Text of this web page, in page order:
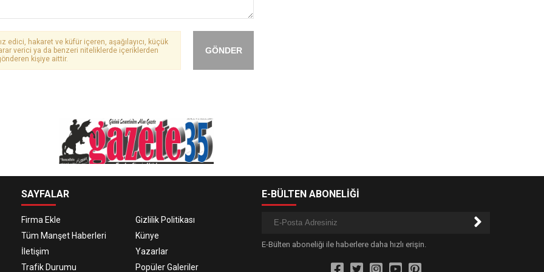
GÖNDER
edici, hakaret ve küfür içeren, aşağılayıcı, küçük
verici ya da benzeri niteliklerde içeriklerden
kişiye aittir.
SAYFALAR
Firma Ekle
Gizlilik Politikası
Tüm Manşet Haberleri
Künye
İletişim
Yazarlar
Trafik Durumu
Popüler Galeriler
E-BÜLTEN ABONELİĞİ
E-Bülten aboneliği ile haberlere daha hızlı erişin.